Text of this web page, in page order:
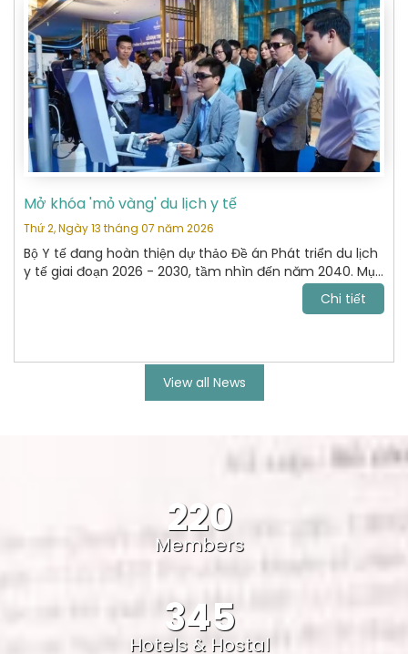
Mở khóa 'mỏ vàng' du lịch y tế
Thứ 2, Ngày 13 tháng 07 năm 2026
Bộ Y tế đang hoàn thiện dự thảo Đề án Phát triển du lịch
y tế giai đoạn 2026 - 2030, tầm nhìn đến năm 2040. Mục
tiêu tới năm 2030, VN trở thành điểm đến chăm sóc sức
khỏe uy tín, cạnh tranh trong khu vực Đông Nam Á và
Chi tiết
View all News
220
Members
345
Hotels & Hostal